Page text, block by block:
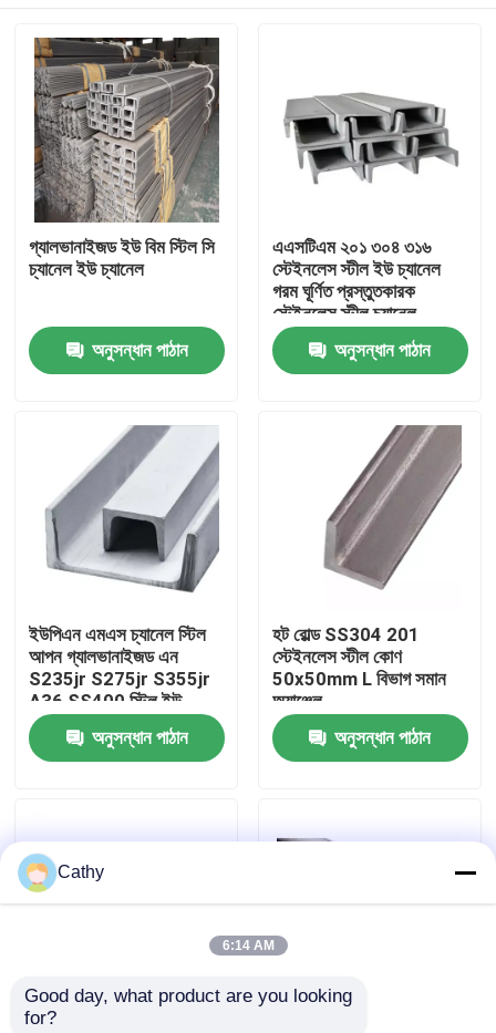
আমাদের সম্বন্ধে
গুণমান নিয়ন্ত্রণ
আমাদের সাথে যোগাযোগ
মামলা
শীট স্টেইনলেস স্টীল
গ্যালভানাইজড ইউ বিম স্টিল সি
চ্যানেল ইউ চ্যানেল
অনুসন্ধান পাঠান
এএসটিএম ২০১ ৩০৪ ৩১৬
স্টেইনলেস স্টীল ইউ চ্যানেল
গরম ঘূর্ণিত প্রস্তুতকারক
স্টেইনলেস স্টীল চ্যানেল
অনুসন্ধান পাঠান
ইউপিএন এমএস চ্যানেল স্টিল
আপন গ্যালভানাইজড এন
S235jr S275jr S355jr
A36 SS400 স্টিল ইউ
চ্যানেল অটোমোটিভ শিল্পের জন্য
অনুসন্ধান পাঠান
হট রোল্ড SS304 201
স্টেইনলেস স্টীল কোণ
50x50mm L বিভাগ সমান
অ্যাঞ্জেল
অনুসন্ধান পাঠান
ট্রান্সমিশন টাওয়ারের জন্য
Cathy
6:14 AM
Good day, what product are you looking
for?